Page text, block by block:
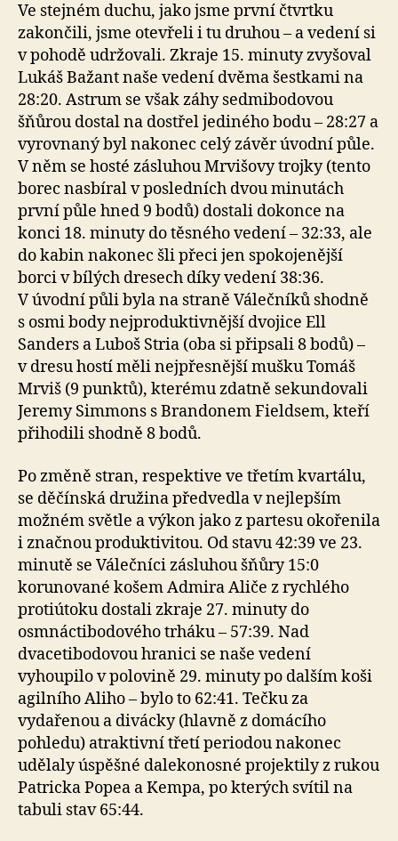
Ve stejném duchu, jako jsme první čtvrtku
zakončili, jsme otevřeli i tu druhou – a vedení si
v pohodě udržovali. Zkraje 15. minuty zvyšoval
Lukáš Bažant naše vedení dvěma šestkami na
28:20. Astrum se však záhy sedmibodovou
šňůrou dostal na dostřel jediného bodu – 28:27 a
vyrovnaný byl nakonec celý závěr úvodní půle.
V něm se hosté zásluhou Mrvišovy trojky (tento
borec nasbíral v posledních dvou minutách
první půle hned 9 bodů) dostali dokonce na
konci 18. minuty do těsného vedení – 32:33, ale
do kabin nakonec šli přeci jen spokojenější
borci v bílých dresech díky vedení 38:36.
V úvodní půli byla na straně Válečníků shodně
s osmi body nejproduktivnější dvojice Ell
Sanders a Luboš Stria (oba si připsali 8 bodů) –
v dresu hostí měli nejpřesnější mušku Tomáš
Mrviš (9 punktů), kterému zdatně sekundovali
Jeremy Simmons s Brandonem Fieldsem, kteří
přihodili shodně 8 bodů.
Po změně stran, respektive ve třetím kvartálu,
se děčínská družina předvedla v nejlepším
možném světle a výkon jako z partesu okořenila
i značnou produktivitou. Od stavu 42:39 ve 23.
minutě se Válečníci zásluhou šňůry 15:0
korunované košem Admira Aliče z rychlého
protiútoku dostali zkraje 27. minuty do
osmnáctibodového trháku – 57:39. Nad
dvacetibodovou hranici se naše vedení
vyhoupilo v polovině 29. minuty po dalším koši
agilního Aliho – bylo to 62:41. Tečku za
vydařenou a divácky (hlavně z domácího
pohledu) atraktivní třetí periodou nakonec
udělaly úspěšné dalekonosné projektily z rukou
Patricka Popea a Kempa, po kterých svítil na
tabuli stav 65:44.